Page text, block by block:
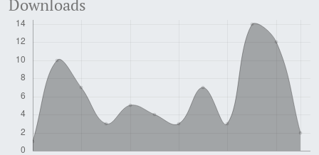
Downloads